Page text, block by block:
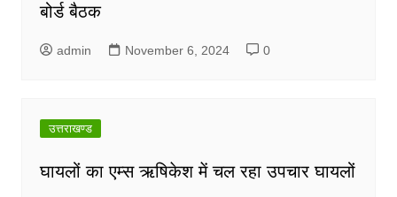
बोर्ड बैठक
admin November 6, 2024 0
उत्तराखण्ड
घायलों का एम्स ऋषिकेश में चल रहा उपचार घायलों